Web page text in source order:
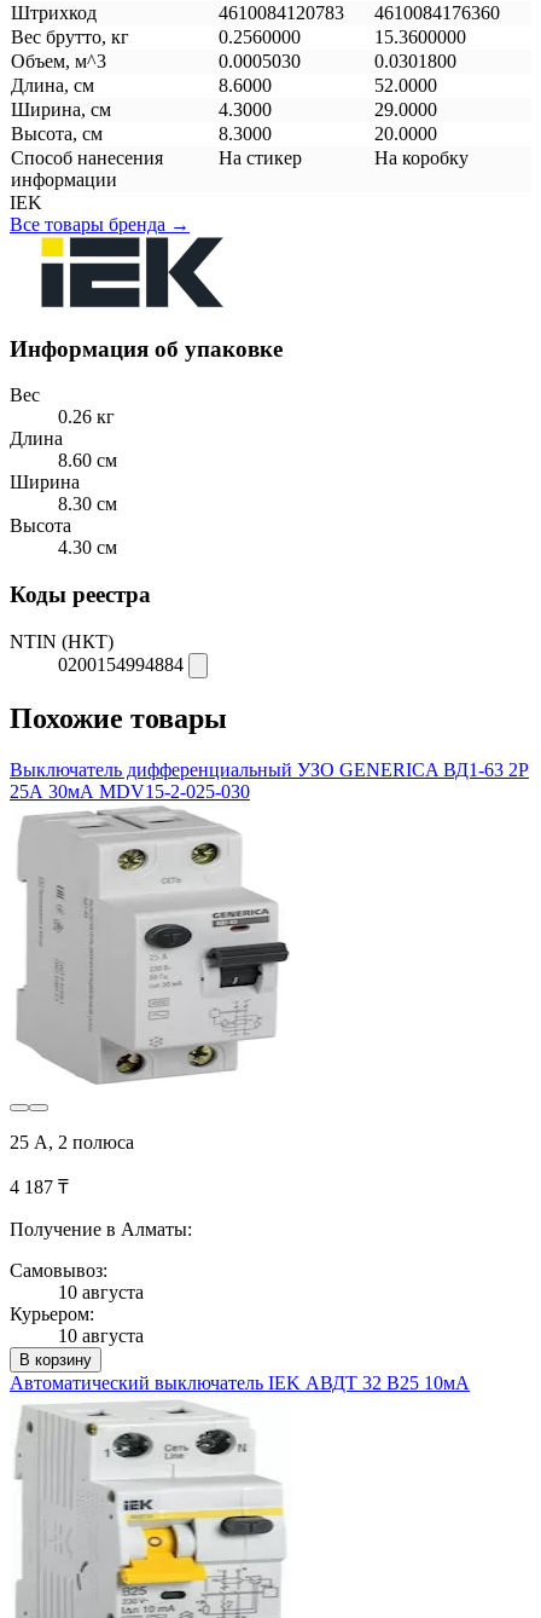
Штрихкод
4610084120783
4610084176360
Вес брутто, кг
0.2560000
15.3600000
Объем, м^3
0.0005030
0.0301800
Длина, см
8.6000
52.0000
Ширина, см
4.3000
29.0000
Высота, см
8.3000
20.0000
Способ нанесения
информации
На стикер На коробку
IEK
Все товары бренда →
Информация об упаковке
Вес
0.26 кг
Длина
8.60 см
Ширина
8.30 см
Высота
4.30 см
Коды реестра
NTIN (НКТ)
0200154994884
Похожие товары
Выключатель дифференциальный УЗО GENERICA ВД1-63 2Р
25А 30мА MDV15-2-025-030
25 А, 2 полюса
4 187 ₸
Получение в Алматы:
Самовывоз:
10 августа
Курьером:
10 августа
В корзину
Автоматический выключатель IEK АВДТ 32 B25 10мА